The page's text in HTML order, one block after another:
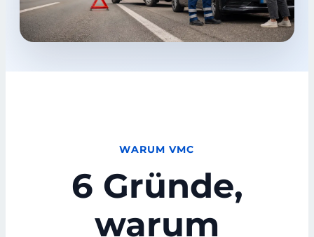
WARUM VMC
6 Gründe,
warum